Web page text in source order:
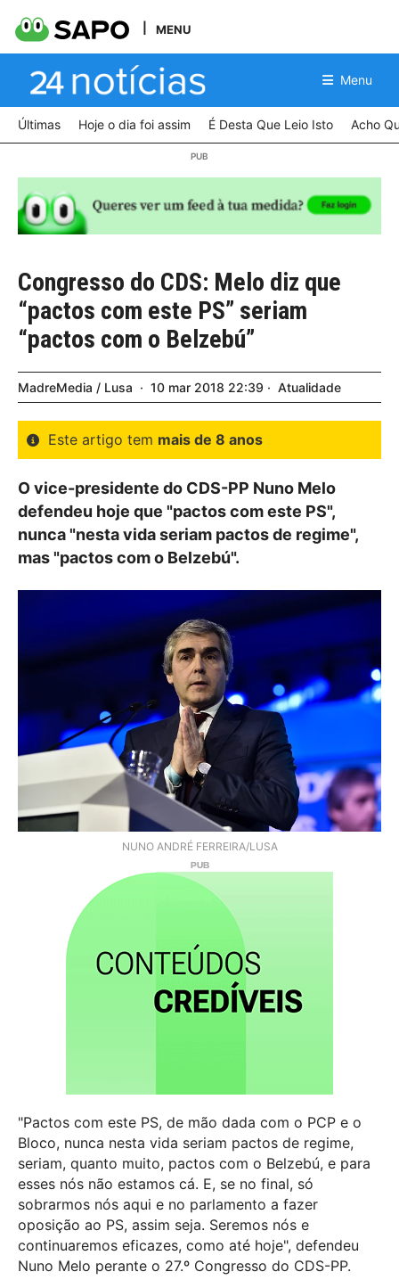
MENU
Menu
Últimas Hoje o dia foi assim É Desta Que Leio Isto Acho
Congresso do CDS: Melo diz que
“pactos com este PS” seriam
“pactos com o Belzebú”
MadreMedia / Lusa 10 mar 2018 22:39 Atualidade
Este artigo tem mais de 8 anos
O vice-presidente do CDS-PP Nuno Melo
defendeu hoje que "pactos com este PS",
nunca "nesta vida seriam pactos de regime",
mas "pactos com o Belzebú".
NUNO ANDRÉ FERREIRA/LUSA
"Pactos com este PS, de mão dada com o PCP e o
Bloco, nunca nesta vida seriam pactos de regime,
seriam, quanto muito, pactos com o Belzebú, e para
esses nós não estamos cá. E, se no final, só
sobrarmos nós aqui e no parlamento a fazer
oposição ao PS, assim seja. Seremos nós e
continuaremos eficazes, como até hoje", defendeu
Nuno Melo perante o 27.º Congresso do CDS-PP.